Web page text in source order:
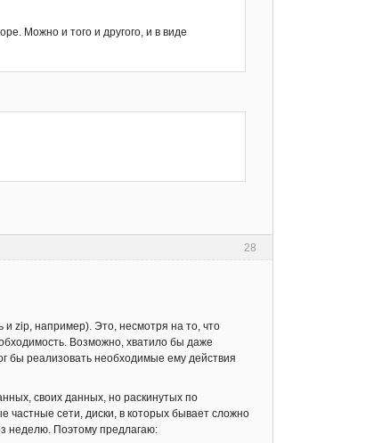
Можно и того и другого, и в виде
28
и zip, например). Это, несмотря на то, что
Возможно, хватило бы даже
бы реализовать необходимые ему действия
своих данных, но раскинутых по
частные сети, диски, в которых бывает сложно
неделю. Поэтому предлагаю: